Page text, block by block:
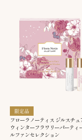
フローラノーティス ジルスチュ
ウィンターフラワリーパーティ
ルファンセレクション